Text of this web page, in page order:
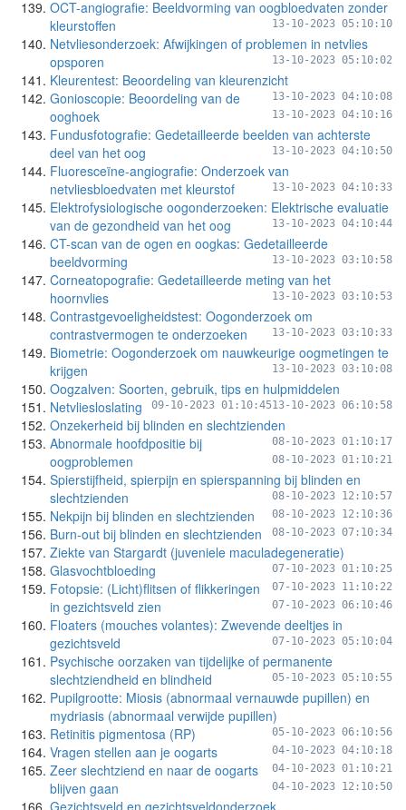
OCT-angiografie: Beeldvorming van oogbloedvaten zonder
kleurstoffen
13-10-2023 05:10:10
Netvliesonderzoek: Afwijkingen of problemen in netvlies
opsporen
13-10-2023 05:10:02
Kleurentest: Beoordeling van kleurenzicht
13-10-2023 04:10:08
Gonioscopie: Beoordeling van de
ooghoek
13-10-2023 04:10:16
Fundusfotografie: Gedetailleerde beelden van achterste
deel van het oog
13-10-2023 04:10:50
Fluoresceïne-angiografie: Onderzoek van
netvliesbloedvaten met kleurstof
13-10-2023 04:10:33
Elektrofysiologische oogonderzoeken: Elektrische evaluatie
van de gezondheid van het oog
13-10-2023 04:10:44
CT-scan van de ogen en oogkas: Gedetailleerde
beeldvorming
13-10-2023 03:10:58
Corneatopografie: Gedetailleerde meting van het
hoornvlies
13-10-2023 03:10:53
Contrastgevoeligheidstest: Oogonderzoek om
contrastvermogen te onderzoeken
13-10-2023 03:10:33
Biometrie: Oogonderzoek om nauwkeurige oogmetingen te
krijgen
13-10-2023 03:10:08
Oogzalven: Soorten, gebruik, tips en hulpmiddelen
13-10-2023 06:10:58
Netvliesloslating 09-10-2023 01:10:45
Onzekerheid bij blinden en slechtzienden
08-10-2023 01:10:17
Abnormale hoofdpositie bij
oogproblemen
08-10-2023 01:10:21
Spierstijfheid, spierpijn en spierspanning bij blinden en
slechtzienden
08-10-2023 12:10:57
Nekpijn bij blinden en slechtzienden 08-10-2023 12:10:36
Burn-out bij blinden en slechtzienden 08-10-2023 07:10:34
Ziekte van Stargardt (juveniele maculadegeneratie)
07-10-2023 01:10:25
Glasvochtbloeding
07-10-2023 11:10:22
Fotopsie: (Licht)flitsen of flikkeringen
in gezichtsveld zien
07-10-2023 06:10:46
Floaters (mouches volantes): Zwevende deeltjes in
gezichtsveld
07-10-2023 05:10:04
Psychische oorzaken van tijdelijke of permanente
slechtziendheid en blindheid
05-10-2023 05:10:55
Pupilgrootte: Miosis (abnormaal vernauwde pupillen) en
mydriasis (abnormaal verwijde pupillen)
05-10-2023 06:10:56
Retinitis pigmentosa (RP)
04-10-2023 04:10:18
Vragen stellen aan je oogarts
04-10-2023 01:10:21
Zeer slechtziend en naar de oogarts
blijven gaan
04-10-2023 12:10:50
Gezichtsveld en gezichtsveldonderzoek